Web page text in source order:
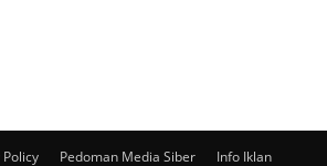
Policy Pedoman Media Siber Info Iklan